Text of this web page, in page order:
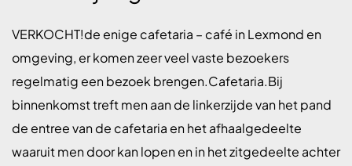
VERKOCHT!de enige cafetaria – café in Lexmond en
omgeving, er komen zeer veel vaste bezoekers
regelmatig een bezoek brengen.Cafetaria.Bij
binnenkomst treft men aan de linkerzijde van het pand
de entree van de cafetaria en het afhaalgedeelte
waaruit men door kan lopen en in het zitgedeelte achter